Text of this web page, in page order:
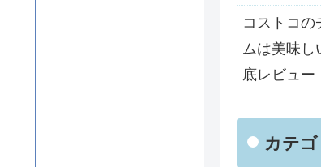
コストコの
ムは美味
底レビュー
カテ